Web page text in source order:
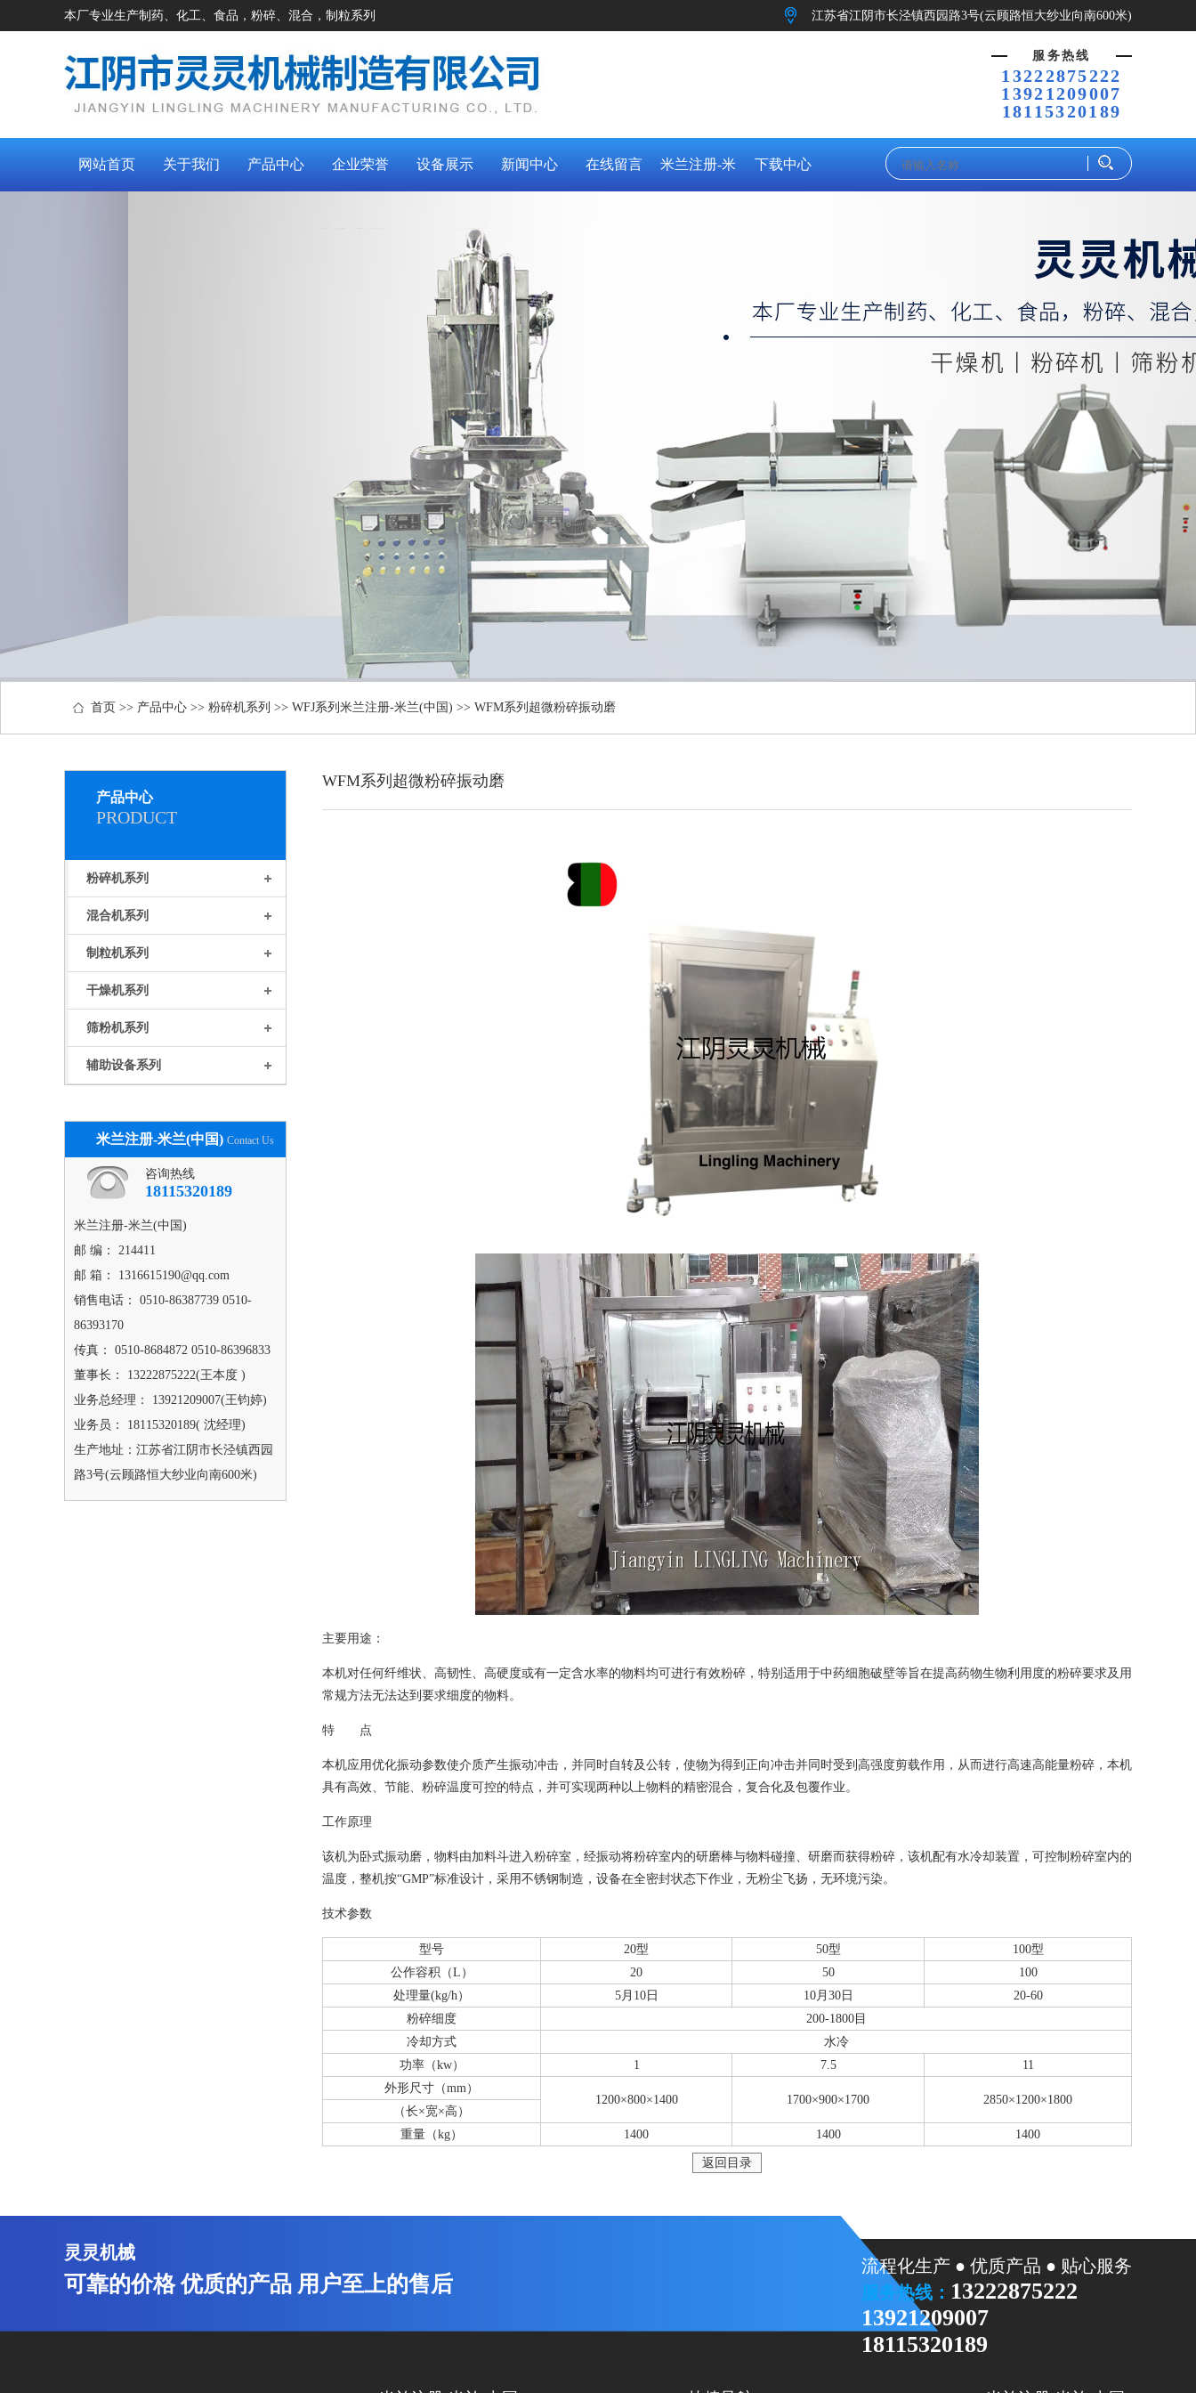
本厂专业生产制药、化工、食品，粉碎、混合，制粒系列 江苏省江阴市长泾镇西园路3号(云顾路恒大纱业向南600米)
服务热线
13222875222
13921209007
18115320189
网站首页 关于我们 产品中心 企业荣誉 设备展示 新闻中心 在线留言 米兰注册-米 下载中心
首页 >> 产品中心 >> 粉碎机系列 >> WFJ系列米兰注册-米兰(中国) >> WFM系列超微粉碎振动磨
产品中心
PRODUCT
粉碎机系列
混合机系列
制粒机系列
干燥机系列
筛粉机系列
辅助设备系列
米兰注册-米兰(中国) Contact Us
咨询热线
18115320189
米兰注册-米兰(中国)
邮 编： 214411
邮 箱： 1316615190@qq.com
销售电话： 0510-86387739 0510-
86393170
传真： 0510-8684872 0510-86396833
董事长： 13222875222(王本度 )
业务总经理： 13921209007(王钧婷)
业务员： 18115320189( 沈经理)
生产地址：江苏省江阴市长泾镇西园
路3号(云顾路恒大纱业向南600米)
WFM系列超微粉碎振动磨
主要用途：
本机对任何纤维状、高韧性、高硬度或有一定含水率的物料均可进行有效粉碎，特别适用于中药细胞破壁等旨在提高药物生物利用度的粉碎要求及用
常规方法无法达到要求细度的物料。
特 点
本机应用优化振动参数使介质产生振动冲击，并同时自转及公转，使物为得到正向冲击并同时受到高强度剪载作用，从而进行高速高能量粉碎，本机
具有高效、节能、粉碎温度可控的特点，并可实现两种以上物料的精密混合，复合化及包覆作业。
工作原理
该机为卧式振动磨，物料由加料斗进入粉碎室，经振动将粉碎室内的研磨棒与物料碰撞、研磨而获得粉碎，该机配有水冷却装置，可控制粉碎室内的
温度，整机按“GMP”标准设计，采用不锈钢制造，设备在全密封状态下作业，无粉尘飞扬，无环境污染。
技术参数
型号 20型 50型
100型
公作容积（L）
20 50
100
处理量(kg/h）
5月10日 10月30日
20-60
粉碎细度
200-1800目
冷却方式
水冷
功率（kw）
1 7.5
11
外形尺寸（mm）
1200×800×1400
1700×900×1700
2850×1200×1800
（长×宽×高）
重量（kg）
1400 1400 1400
返回目录
灵灵机械
可靠的价格 优质的产品 用户至上的售后
流程化生产 ● 优质产品 ● 贴心服务
服务热线： 13222875222
13921209007
18115320189